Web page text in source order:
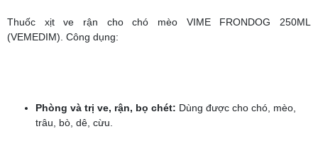
Thuốc xịt ve rận cho chó mèo VIME FRONDOG 250ML
(VEMEDIM). Công dụng:
Phòng và trị ve, rận, bọ chét: Dùng được cho chó, mèo,
trâu, bò, dê, cừu.